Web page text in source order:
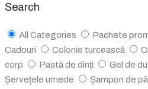
Search
All Categories Pachete
Cadouri
Colonie turcească
corp
Pastă de dinți Gel de
Șervețele umede
Șampon de